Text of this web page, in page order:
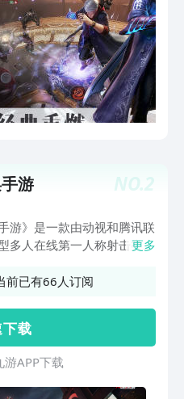
NO.2
游
游》是一款由动视和腾讯联
多人在线第一人称射击类手
还原使命召唤系列的经典玩
化，让玩家们能更好地沉浸
体验中！
更多
前已有66人订阅
下 载
游APP下载